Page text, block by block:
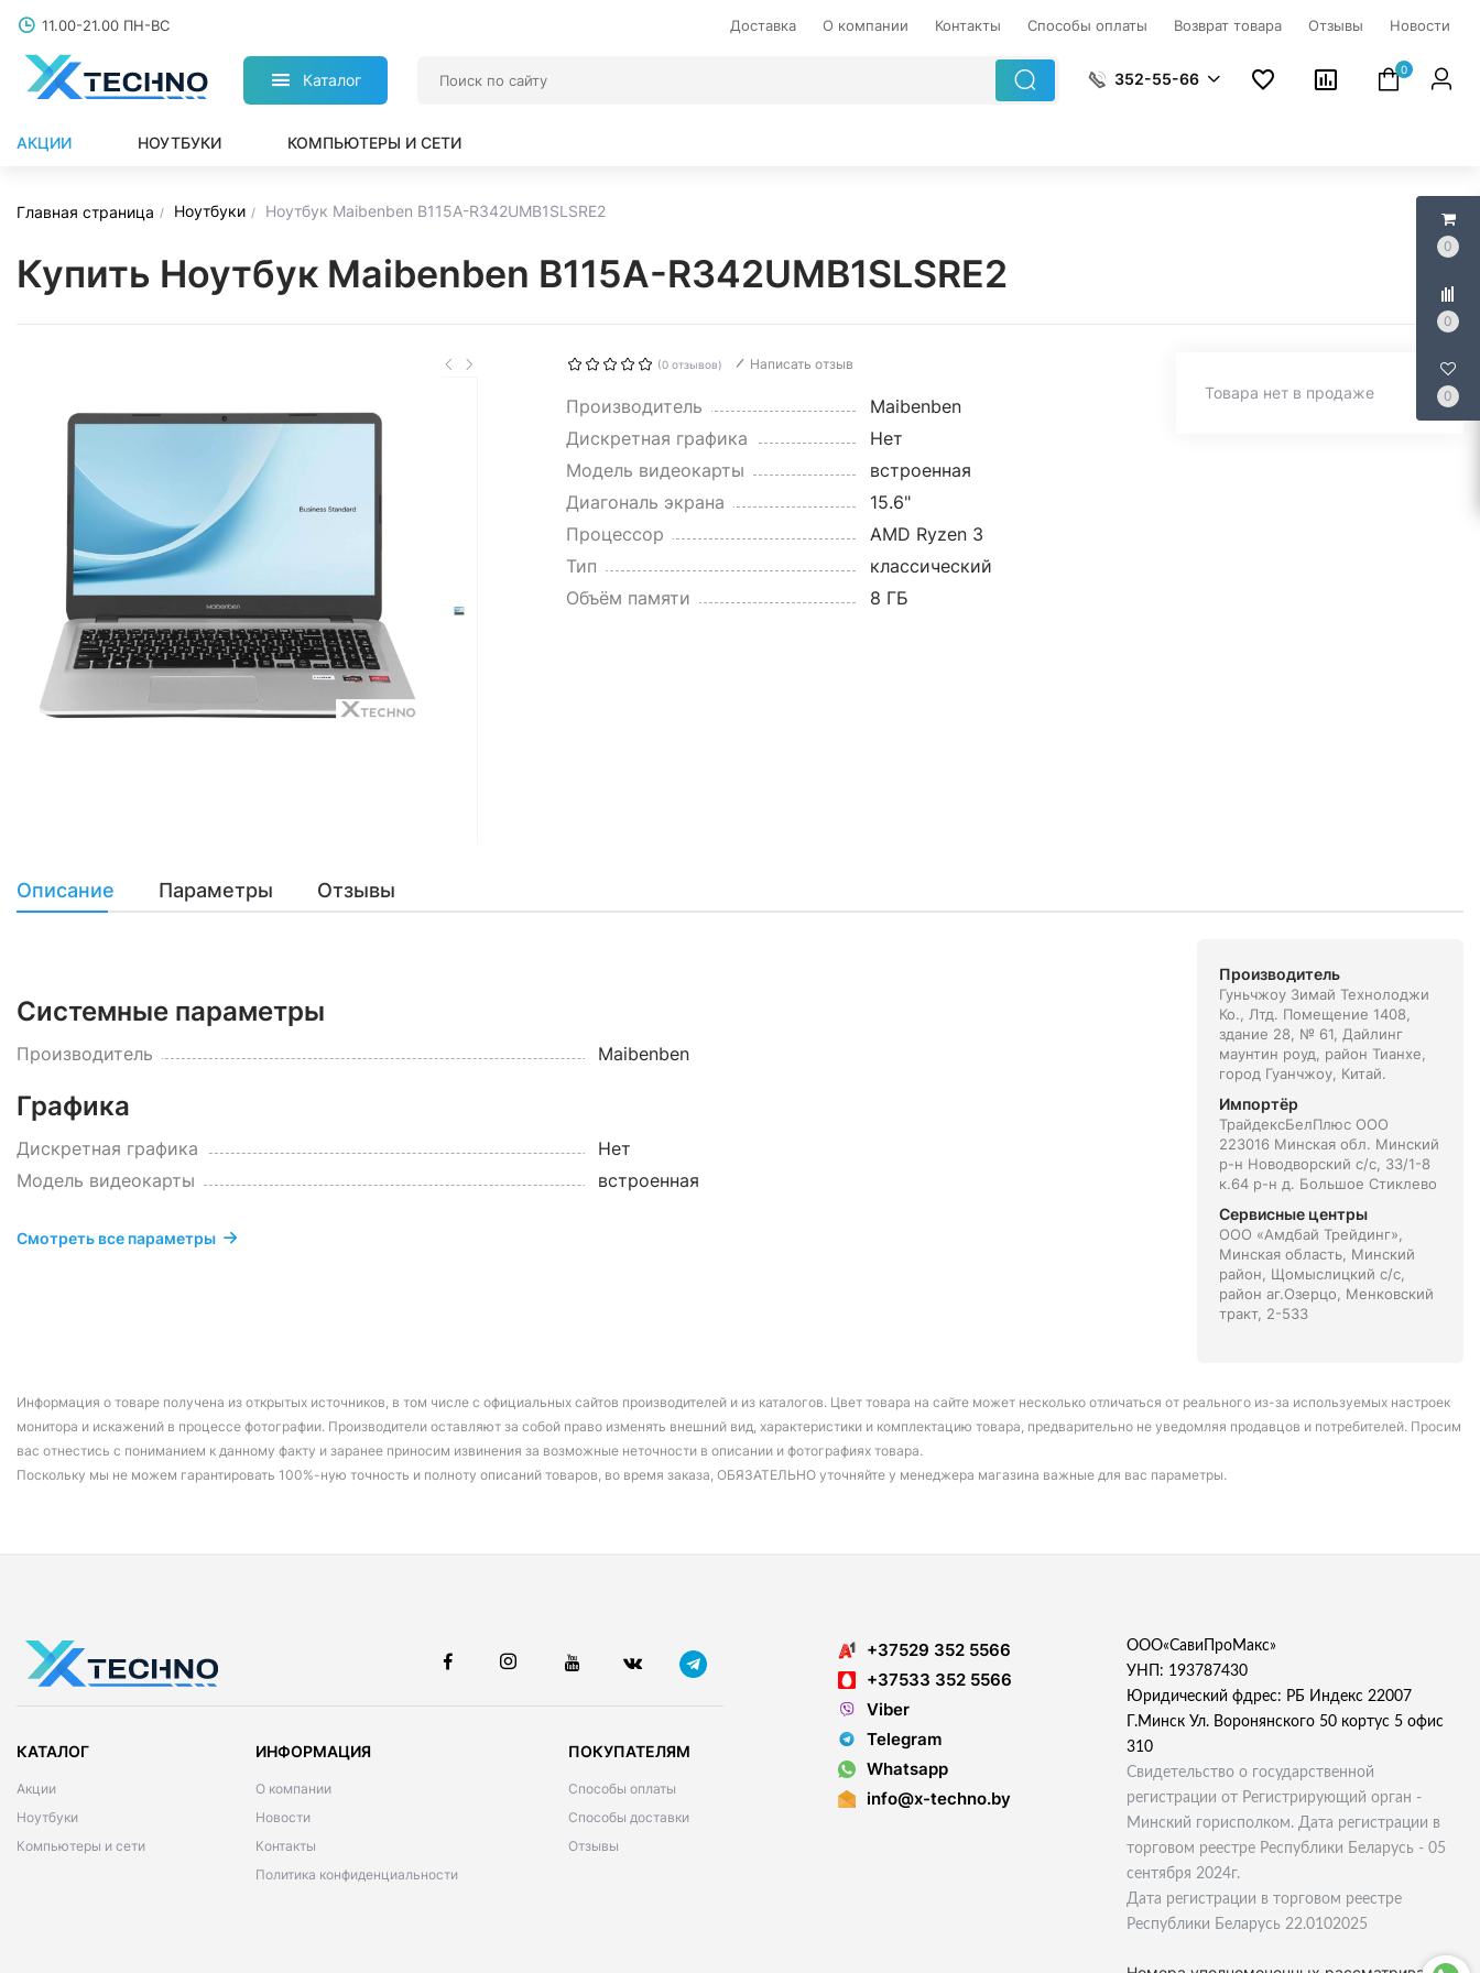
0
0
0
11.00-21.00 ПН-ВС Доставка О компании Контакты Способы оплаты Возврат товара Отзывы Новости
Каталог 352-55-66
0
АКЦИИ НОУТБУКИ КОМПЬЮТЕРЫ И СЕТИ
Главная страница Ноутбуки Ноутбук Maibenben B115A-R342UMB1SLSRE2
Купить Ноутбук Maibenben B115A-R342UMB1SLSRE2
(0 отзывов) Написать отзыв
Производитель
Maibenben
Дискретная графика
Нет
Модель видеокарты
встроенная
Диагональ экрана
15.6"
Процессор
AMD Ryzen 3
Тип
классический
Объём памяти
8 ГБ
Товара нет в продаже
Описание Параметры Отзывы
Системные параметры
Производитель Maibenben
Графика
Дискретная графика
Нет
Модель видеокарты
встроенная
Смотреть все параметры
Производитель
Гуньчжоу Зимай Технолоджи
Ко., Лтд. Помещение 1408,
здание 28, № 61, Дайлинг
маунтин роуд, район Тианхе,
город Гуанчжоу, Китай.
Импортёр
ТрайдексБелПлюс ООО
223016 Минская обл. Минский
р-н Новодворский с/с, 33/1-8
к.64 р-н д. Большое Стиклево
Сервисные центры
ООО «Амдбай Трейдинг»,
Минская область, Минский
район, Щомыслицкий с/с,
район аг.Озерцо, Менковский
тракт, 2-533
Информация о товаре получена из открытых источников, в том числе с официальных сайтов производителей и из каталогов. Цвет товара на сайте может несколько отличаться от реального из-за используемых настроек
монитора и искажений в процессе фотографии. Производители оставляют за собой право изменять внешний вид, характеристики и комплектацию товара, предварительно не уведомляя продавцов и потребителей. Просим
вас отнестись с пониманием к данному факту и заранее приносим извинения за возможные неточности в описании и фотографиях товара.
Поскольку мы не можем гарантировать 100%-ную точность и полноту описаний товаров, во время заказа, ОБЯЗАТЕЛЬНО уточняйте у менеджера магазина важные для вас параметры.
КАТАЛОГ
Акции
Ноутбуки
Компьютеры и сети
ИНФОРМАЦИЯ
О компании
Новости
Контакты
Политика конфиденциальности
ПОКУПАТЕЛЯМ
Способы оплаты
Способы доставки
Отзывы
+37529 352 5566
+37533 352 5566
Viber
Telegram
Whatsapp
info@x-techno.by
ООО«СавиПроМакс»
УНП: 193787430
Юридический фдрес: РБ Индекс 22007
Г.Минск Ул. Воронянского 50 кортус 5 офис
310
Свидетельство о государственной
регистрации от Регистрирующий орган -
Минский горисполком. Дата регистрации в
торговом реестре Республики Беларусь - 05
сентября 2024г.
Дата регистрации в торговом реестре
Республики Беларусь 22.0102025